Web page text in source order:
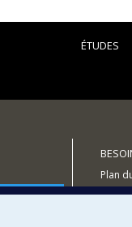
ÉTUDES
Plan